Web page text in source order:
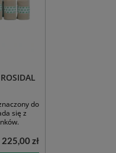
do
się z
225,00 zł